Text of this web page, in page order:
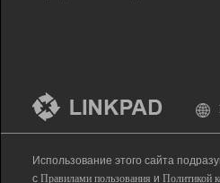
Использование этого сайта
с Правилами пользования и Политикой